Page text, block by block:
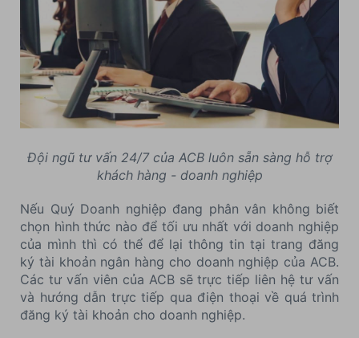
Đội ngũ tư vấn 24/7 của ACB luôn sẵn sàng hỗ trợ
khách hàng - doanh nghiệp
Nếu Quý Doanh nghiệp đang phân vân không biết
chọn hình thức nào để tối ưu nhất với doanh nghiệp
của mình thì có thể để lại thông tin tại trang đăng
ký tài khoản ngân hàng cho doanh nghiệp của ACB.
Các tư vấn viên của ACB sẽ trực tiếp liên hệ tư vấn
và hướng dẫn trực tiếp qua điện thoại về quá trình
đăng ký tài khoản cho doanh nghiệp.